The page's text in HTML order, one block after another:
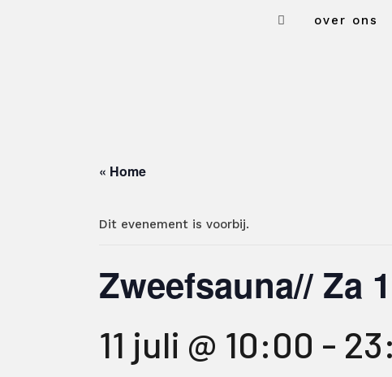
over ons
« Home
Dit evenement is voorbij.
Zweefsauna// Za
11 juli @ 10:00 -